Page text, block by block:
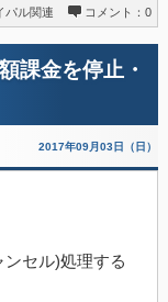
パル関連 コメント：0
課金を停止・
2017年09月03日（日）
セル)処理する